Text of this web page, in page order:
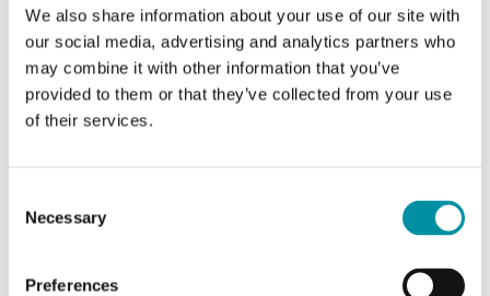
We also share information about your use of our site with
our social media, advertising and analytics partners who
may combine it with other information that you’ve
provided to them or that they’ve collected from your use
of their services.
Selection
Necessary
Preferences
Posizione di
montaggio del
flussimetro
Orizzontale o verticale, i
trasduttori (custodia nera) a
lato o sotto il tubo di
misura per applicazioni di
punto di
l'installazione in mandata,
la posizione di installazione
può essere modificata con il